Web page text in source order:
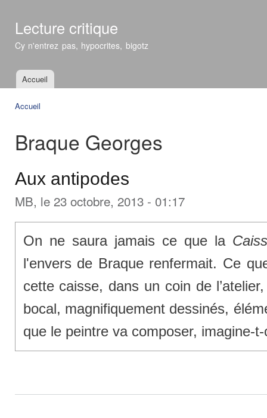
Lecture critique
Cy n'entrez pas, hypocrites, bigotz
Menu principal
Accueil
Accueil
Braque Georges
Aux antipodes
MB, le 23 octobre, 2013 - 01:17
On ne saura jamais ce que la
l'envers de Braque renfermait. Ce
cette caisse, dans un coin de
bocal, magnifiquement dessinés,
que le peintre va composer, imagine-